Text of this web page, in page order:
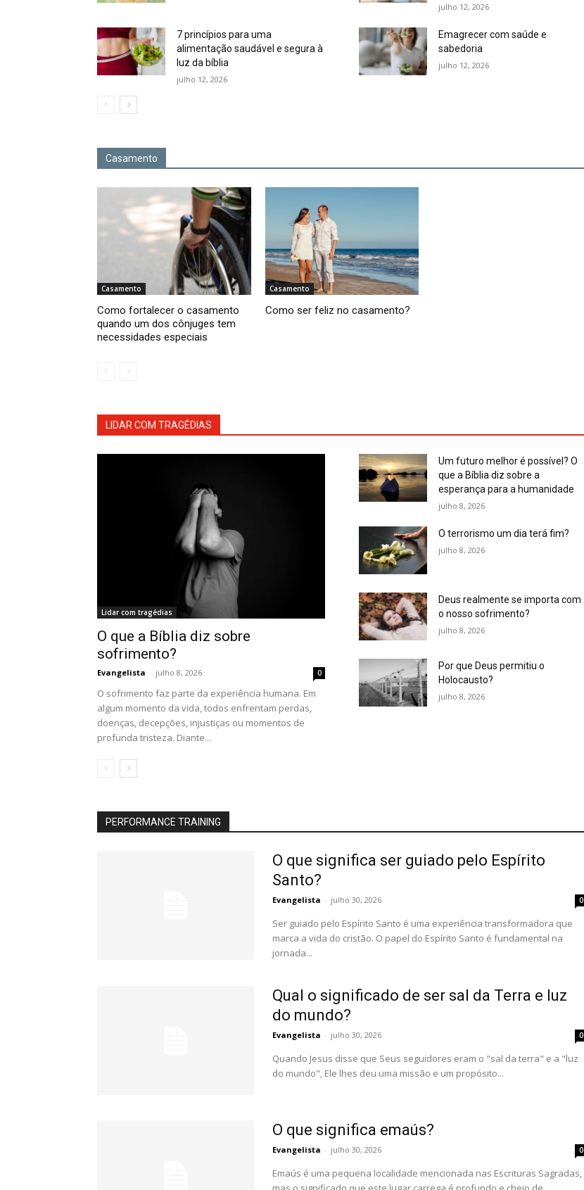
julho 12, 2026
7 princípios para uma
alimentação saudável e segura à
luz da bíblia
julho 12, 2026
Emagrecer com saúde e
sabedoria
julho 12, 2026
Casamento
Casamento
Como fortalecer o casamento
quando um dos cônjuges tem
necessidades especiais
Casamento
Como ser feliz no casamento?
LIDAR COM TRAGÉDIAS
Lidar com tragédias
O que a Bíblia diz sobre
sofrimento?
Evangelista - julho 8, 2026 0
O sofrimento faz parte da experiência humana. Em
algum momento da vida, todos enfrentam perdas,
doenças, decepções, injustiças ou momentos de
profunda tristeza. Diante...
Um futuro melhor é possível? O
que a Bíblia diz sobre a
esperança para a humanidade
julho 8, 2026
O terrorismo um dia terá fim?
julho 8, 2026
Deus realmente se importa com
o nosso sofrimento?
julho 8, 2026
Por que Deus permitiu o
Holocausto?
julho 8, 2026
PERFORMANCE TRAINING
O que significa ser guiado pelo Espírito
Santo?
Evangelista - julho 30, 2026 0
Ser guiado pelo Espírito Santo é uma experiência transformadora que
marca a vida do cristão. O papel do Espírito Santo é fundamental na
jornada...
Qual o significado de ser sal da Terra e luz
do mundo?
Evangelista - julho 30, 2026 0
Quando Jesus disse que Seus seguidores eram o "sal da terra" e a "luz
do mundo", Ele lhes deu uma missão e um propósito...
O que significa emaús?
Evangelista - julho 30, 2026 0
Emaús é uma pequena localidade mencionada nas Escrituras Sagradas,